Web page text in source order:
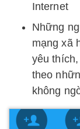
Internet
Những
mạng xã
yêu
theo
không